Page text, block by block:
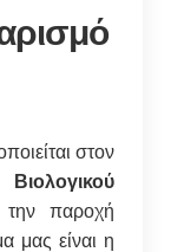
στον
Βιολογικού
παροχή
μας είναι η